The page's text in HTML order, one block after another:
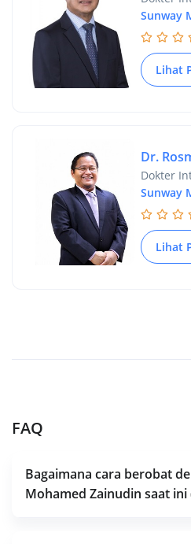
Sunway
Lihat
Dr.
Dokter
Sunway
Lihat
FAQ
Bagaimana cara berobat
Mohamed Zainudin saat ini